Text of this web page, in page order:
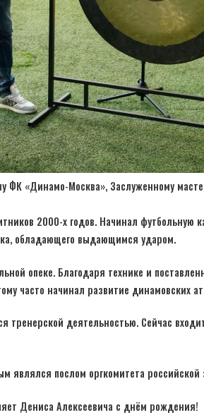
ФК «Динамо-Москва», Заслуженному
2000-х годов. Начинал футбольную
обладающего выдающимся ударом.
опеке. Благодаря технике и
часто начинал развитие динамовских
тренерской деятельностью. Сейчас
послом оргкомитета
Дениса Алексеевича с днём рождения!